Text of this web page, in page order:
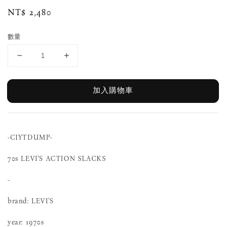
Regular
NT$ 2,480
數量
加入購物車
-CIYTDUMP-
70s LEVI'S ACTION SLACKS
-
brand: LEVI'S
year: 1970s